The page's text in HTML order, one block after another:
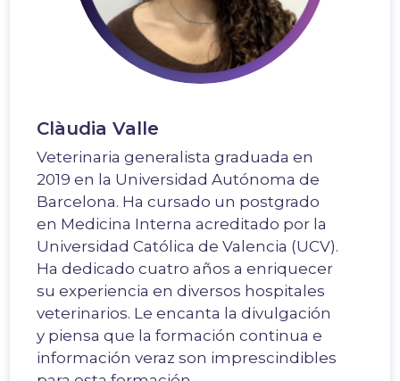
Clàudia Valle
Veterinaria generalista graduada en
2019 en la Universidad Autónoma de
Barcelona. Ha cursado un postgrado
en Medicina Interna acreditado por la
Universidad Católica de Valencia (UCV).
Ha dedicado cuatro años a enriquecer
su experiencia en diversos hospitales
veterinarios. Le encanta la divulgación
y piensa que la formación continua e
información veraz son imprescindibles